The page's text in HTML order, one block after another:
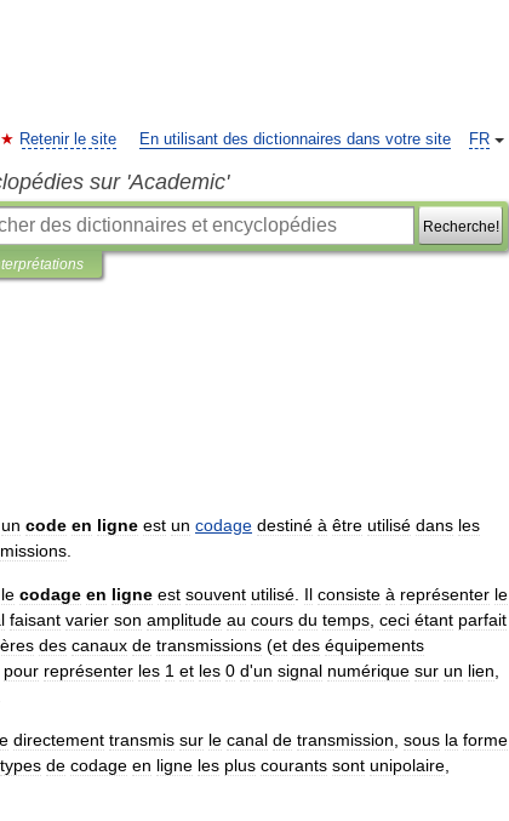
FR
Retenir le site En utilisant des dictionnaires dans votre site
sur 'Academic'
Recherche!
un code en ligne est un codage destiné à être utilisé dans les
le codage en ligne est souvent utilisé Il consiste à représenter le
faisant varier son amplitude au cours du temps ceci étant parfait
des canaux de transmissions (et des équipements
pour représenter les 1 et les 0 d'un signal numérique sur un lien
directement transmis sur le canal de transmission sous la forme
types de codage en ligne les plus courants sont unipolaire